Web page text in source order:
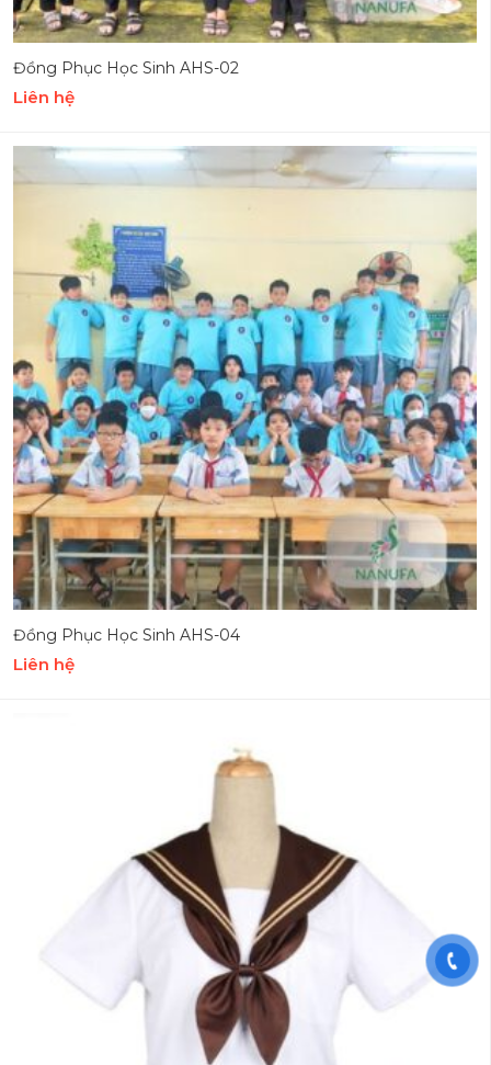
Đồng Phục Học Sinh AHS-02
Liên hệ
Đồng Phục Học Sinh AHS-04
Liên hệ